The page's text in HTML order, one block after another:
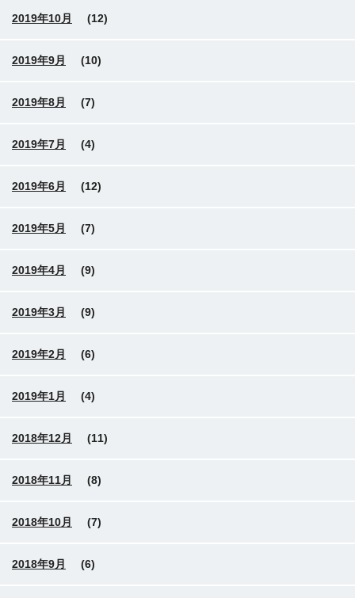
2019年10月 (12)
2019年9月 (10)
2019年8月 (7)
2019年7月 (4)
2019年6月 (12)
2019年5月 (7)
2019年4月 (9)
2019年3月 (9)
2019年2月 (6)
2019年1月 (4)
2018年12月 (11)
2018年11月 (8)
2018年10月 (7)
2018年9月 (6)